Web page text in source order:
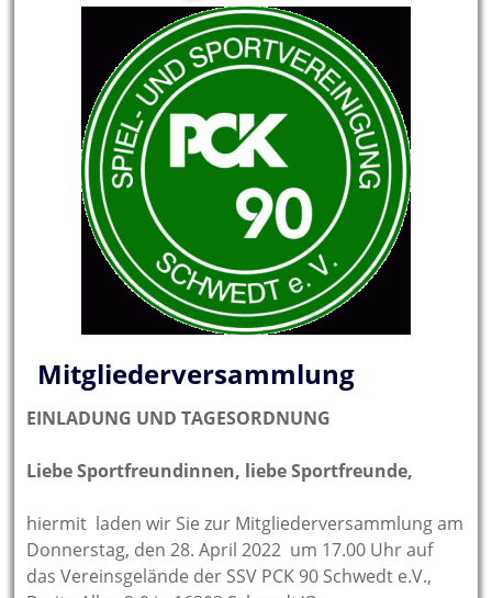
Mitgliederversammlung
EINLADUNG UND TAGESORDNUNG
Liebe Sportfreundinnen, liebe Sportfreunde,
hiermit laden wir Sie zur Mitgliederversammlung am
Donnerstag, den 28. April 2022 um 17.00 Uhr auf
das Vereinsgelände der SSV PCK 90 Schwedt e.V.,